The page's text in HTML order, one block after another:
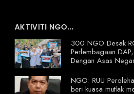
AKTIVITI NGO...
300 NGO Desak
Perlembagaan
Dengan Asas
NGO: RUU
beri kuasa mutlak